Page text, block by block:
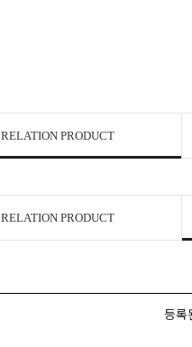
RELATION PRODUCT
RELATION PRODUCT
등록